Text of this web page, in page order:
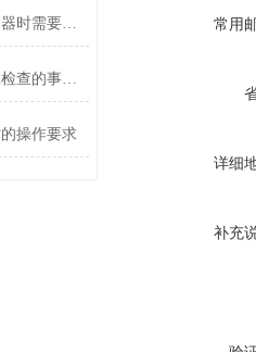
常用
详细
补充
谨记！使用二氧化氯投加器时需要注意这些
双桶缓释消毒器开机前应检查的事项都有什么？
操作要求